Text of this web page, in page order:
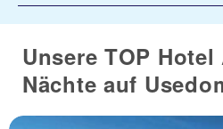
Unsere TOP
Nächte auf